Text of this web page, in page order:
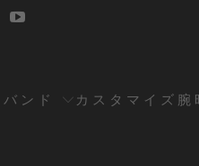
STRAPCODE
STRAPCODE
ンド カスタマイズ腕